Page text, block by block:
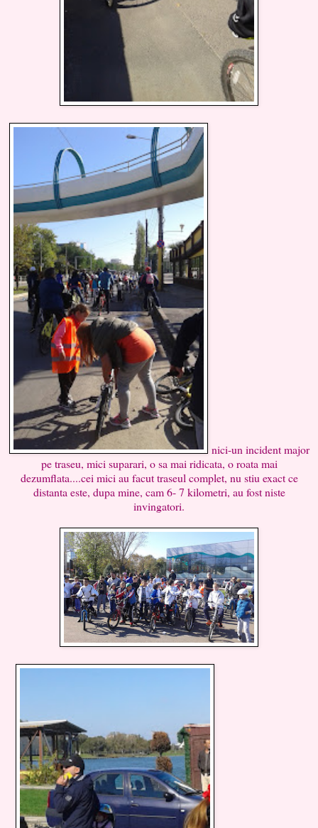
nici-un incident major
pe traseu, mici suparari, o sa mai ridicata, o roata mai
dezumflata....cei mici au facut traseul complet, nu stiu exact ce
distanta este, dupa mine, cam 6- 7 kilometri, au fost niste
invingatori.